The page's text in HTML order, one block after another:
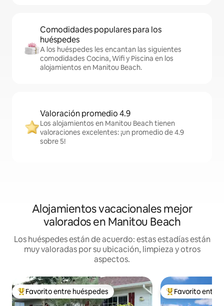
Comodidades populares para los
huéspedes
A los huéspedes les encantan las siguientes
comodidades Cocina, Wifi y Piscina en los
alojamientos en Manitou Beach.
Valoración promedio 4.9
Los alojamientos en Manitou Beach tienen
valoraciones excelentes: ¡un promedio de 4.9
sobre 5!
Alojamientos vacacionales mejor
valorados en Manitou Beach
Los huéspedes están de acuerdo: estas estadías están
muy valoradas por su ubicación, limpieza y otros
aspectos.
Favorito entre huéspedes preferido
Favorito entre huéspedes Favorito entre
Favorito entre